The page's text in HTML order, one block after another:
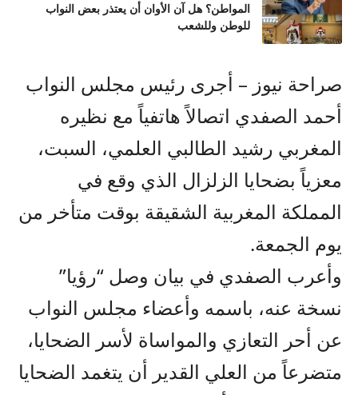
المواطن؟ هل آن الأوان أن يعتذر بعض النواب
للوطن وللشعب
صراحة نيوز – أجرى رئيس مجلس النواب
أحمد الصفدي اتصالاً هاتفياً مع نظيره
المغربي رشيد الطالبي العلمي، السبت،
معزياً بضحايا الزلزال الذي وقع في
المملكة المغربية الشقيقة بوقت متأخر من
يوم الجمعة.
وأعرب الصفدي في بيان وصل “رؤيا”
نسخة عنه، باسمه وأعضاء مجلس النواب
عن أحر التعازي والمواساة لأسر الضحايا،
متضرعاً من العلي القدير أن يتغمد الضحايا